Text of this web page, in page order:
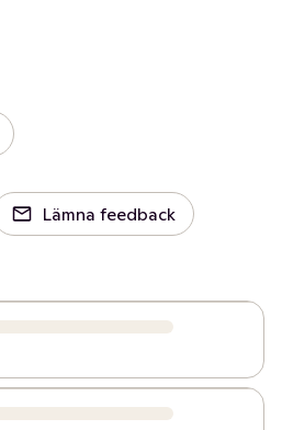
Lämna feedback